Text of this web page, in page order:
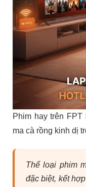
Phim hay trên
ma cà rồng kinh dị
Thể loại phim
đặc biệt, kết